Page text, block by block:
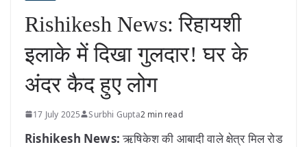
Rishikesh News: रिहायशी
इलाके में दिखा गुलदार! घर के
अंदर कैद हुए लोग
17 July 2025 Surbhi Gupta2 min read
Rishikesh News:ऋषिकेश की आबादी वाले क्षेत्र मिल रोड